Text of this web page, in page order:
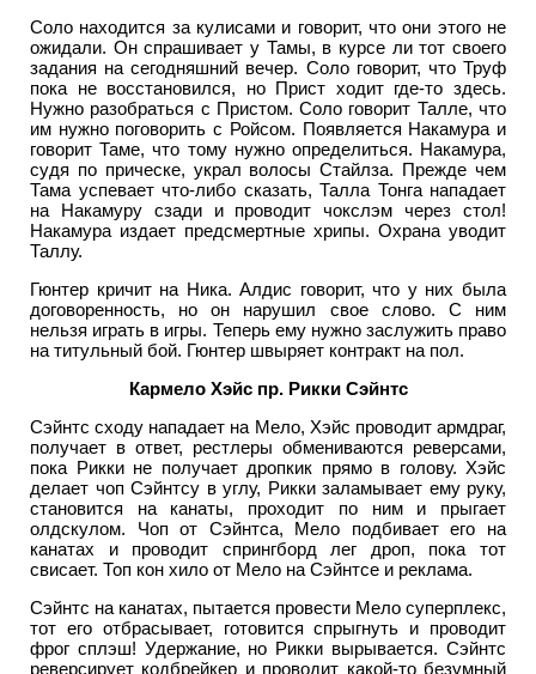
Соло находится за кулисами и говорит, что они этого не
ожидали. Он спрашивает у Тамы, в курсе ли тот своего
задания на сегодняшний вечер. Соло говорит, что Труф
пока не восстановился, но Прист ходит где-то здесь.
Нужно разобраться с Пристом. Соло говорит Талле, что
им нужно поговорить с Ройсом. Появляется Накамура и
говорит Таме, что тому нужно определиться. Накамура,
судя по прическе, украл волосы Стайлза. Прежде чем
Тама успевает что-либо сказать, Талла Тонга нападает
на Накамуру сзади и проводит чокслэм через стол!
Накамура издает предсмертные хрипы. Охрана уводит
Таллу.
Гюнтер кричит на Ника. Алдис говорит, что у них была
договоренность, но он нарушил свое слово. С ним
нельзя играть в игры. Теперь ему нужно заслужить право
на титульный бой. Гюнтер швыряет контракт на пол.
Кармело Хэйс пр. Рикки Сэйнтс
Сэйнтс сходу нападает на Мело, Хэйс проводит армдраг,
получает в ответ, рестлеры обмениваются реверсами,
пока Рикки не получает дропкик прямо в голову. Хэйс
делает чоп Сэйнтсу в углу, Рикки заламывает ему руку,
становится на канаты, проходит по ним и прыгает
олдскулом. Чоп от Сэйнтса, Мело подбивает его на
канатах и проводит спрингборд лег дроп, пока тот
свисает. Топ кон хило от Мело на Сэйнтсе и реклама.
Сэйнтс на канатах, пытается провести Мело суперплекс,
тот его отбрасывает, готовится спрыгнуть и проводит
фрог сплэш! Удержание, но Рикки вырывается. Сэйнтс
реверсирует кодбрейкер и проводит какой-то безумный